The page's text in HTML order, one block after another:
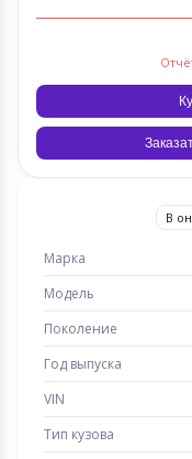
В
Марка
Модель
Поколение
Год выпуска
VIN
Тип кузова